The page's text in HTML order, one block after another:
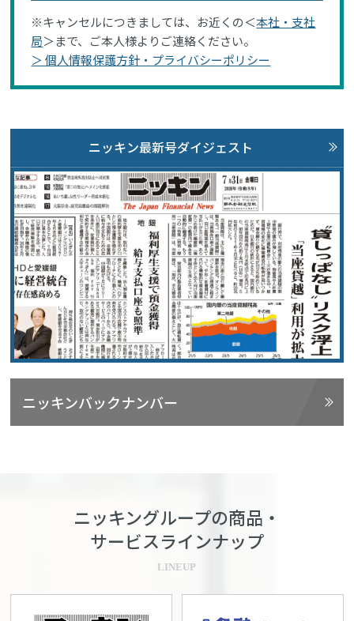
※キャンセルにつきましては、お近くの＜本社・支社
局＞まで、ご本人様よりご連絡ください。
＞ 個人情報保護方針・プライバシーポリシー
ニッキン最新号ダイジェスト
ニッキンバックナンバー
ニッキングループの商品・
サービスラインナップ
LINEUP